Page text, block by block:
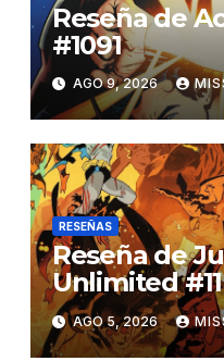
Reseña de
#1091
AGO 9, 2026
RESEÑAS
Reseña de
Unlimited #11
AGO 5, 2026